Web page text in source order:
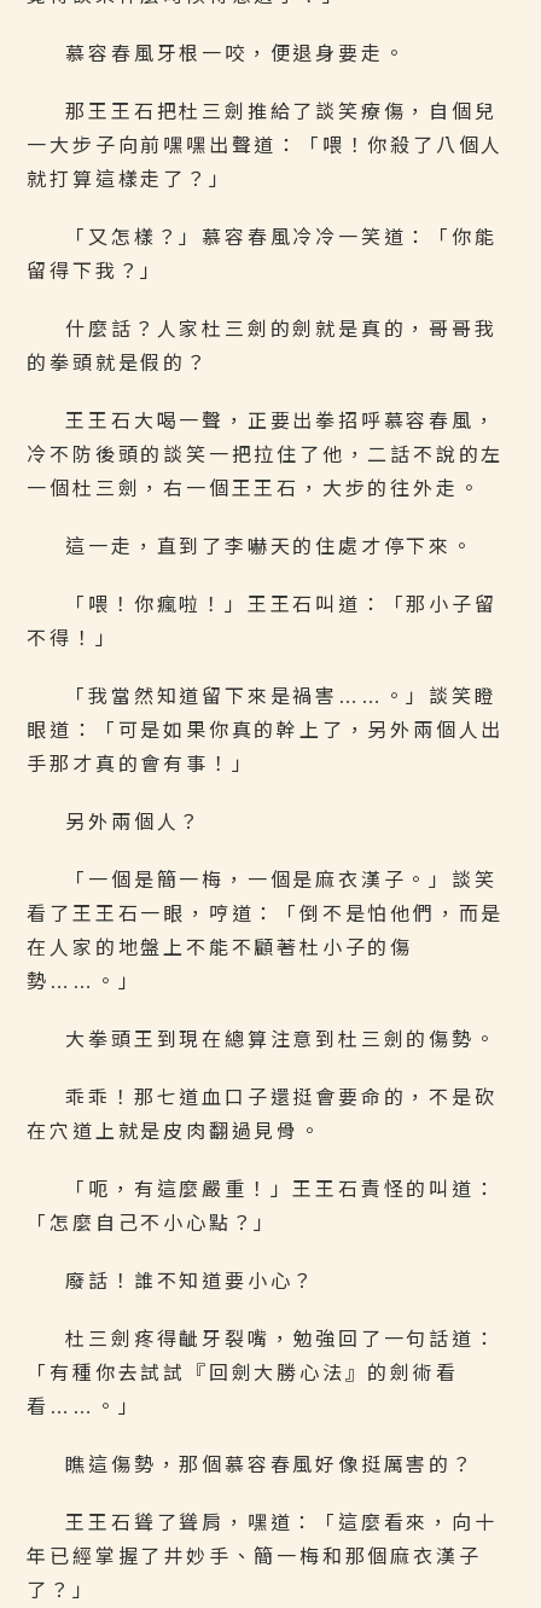
慕容春風牙根一咬，便退身要走。
那王王石把杜三劍推給了談笑療傷，自個兒
一大步子向前嘿嘿出聲道：「喂！你殺了八個人
就打算這樣走了？」
「又怎樣？」慕容春風冷冷一笑道：「你能
留得下我？」
什麼話？人家杜三劍的劍就是真的，哥哥我
的拳頭就是假的？
王王石大喝一聲，正要出拳招呼慕容春風，
冷不防後頭的談笑一把拉住了他，二話不說的左
一個杜三劍，右一個王王石，大步的往外走。
這一走，直到了李嚇天的住處才停下來。
「喂！你瘋啦！」王王石叫道：「那小子留
不得！」
「我當然知道留下來是禍害……。」談笑瞪
眼道：「可是如果你真的幹上了，另外兩個人出
手那才真的會有事！」
另外兩個人？
「一個是簡一梅，一個是麻衣漢子。」談笑
看了王王石一眼，哼道：「倒不是怕他們，而是
在人家的地盤上不能不顧著杜小子的傷
勢……。」
大拳頭王到現在總算注意到杜三劍的傷勢。
乖乖！那七道血口子還挺會要命的，不是砍
在穴道上就是皮肉翻過見骨。
「呃，有這麼嚴重！」王王石責怪的叫道：
「怎麼自己不小心點？」
廢話！誰不知道要小心？
杜三劍疼得齜牙裂嘴，勉強回了一句話道：
「有種你去試試『回劍大勝心法』的劍術看
看……。」
瞧這傷勢，那個慕容春風好像挺厲害的？
王王石聳了聳肩，嘿道：「這麼看來，向十
年已經掌握了井妙手、簡一梅和那個麻衣漢子
了？」